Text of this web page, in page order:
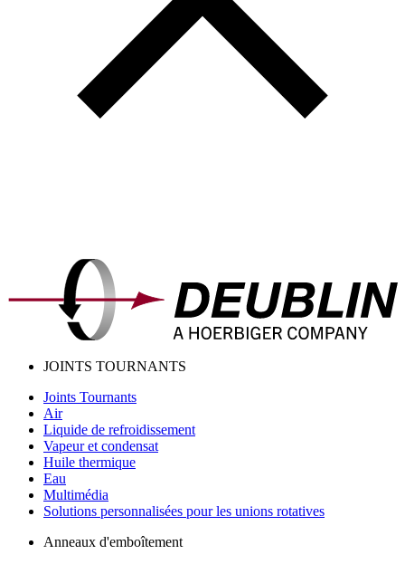
JOINTS TOURNANTS
Joints Tournants
Air
Liquide de refroidissement
Vapeur et condensat
Huile thermique
Eau
Multimédia
Solutions personnalisées pour les unions rotatives
Anneaux d'emboîtement